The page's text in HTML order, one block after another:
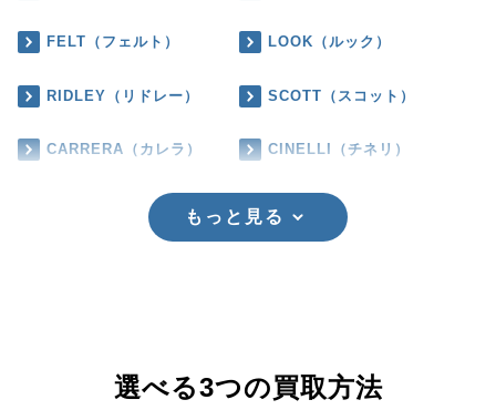
FELT（フェルト） LOOK（ルック）
RIDLEY（リドレー） SCOTT（スコット）
CARRERA（カレラ） CINELLI（チネリ）
もっと見る
選べる3つの買取方法